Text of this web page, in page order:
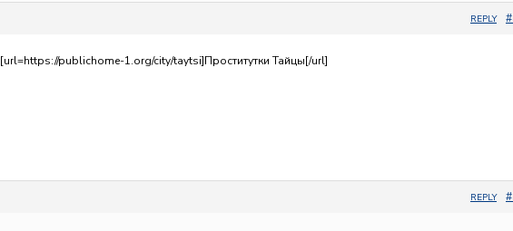
REPLY
[url=https://publichome-1.org/city/taytsi]Проститутки Тайцы[/url]
REPLY